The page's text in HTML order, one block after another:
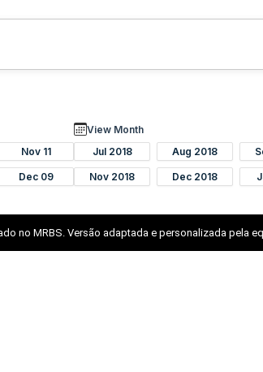
Nov 11
Dec 09
View Month
Jul 2018
Aug 2018
Nov 2018 Dec 2018
no MRBS. Versão adaptada e personalizada pela